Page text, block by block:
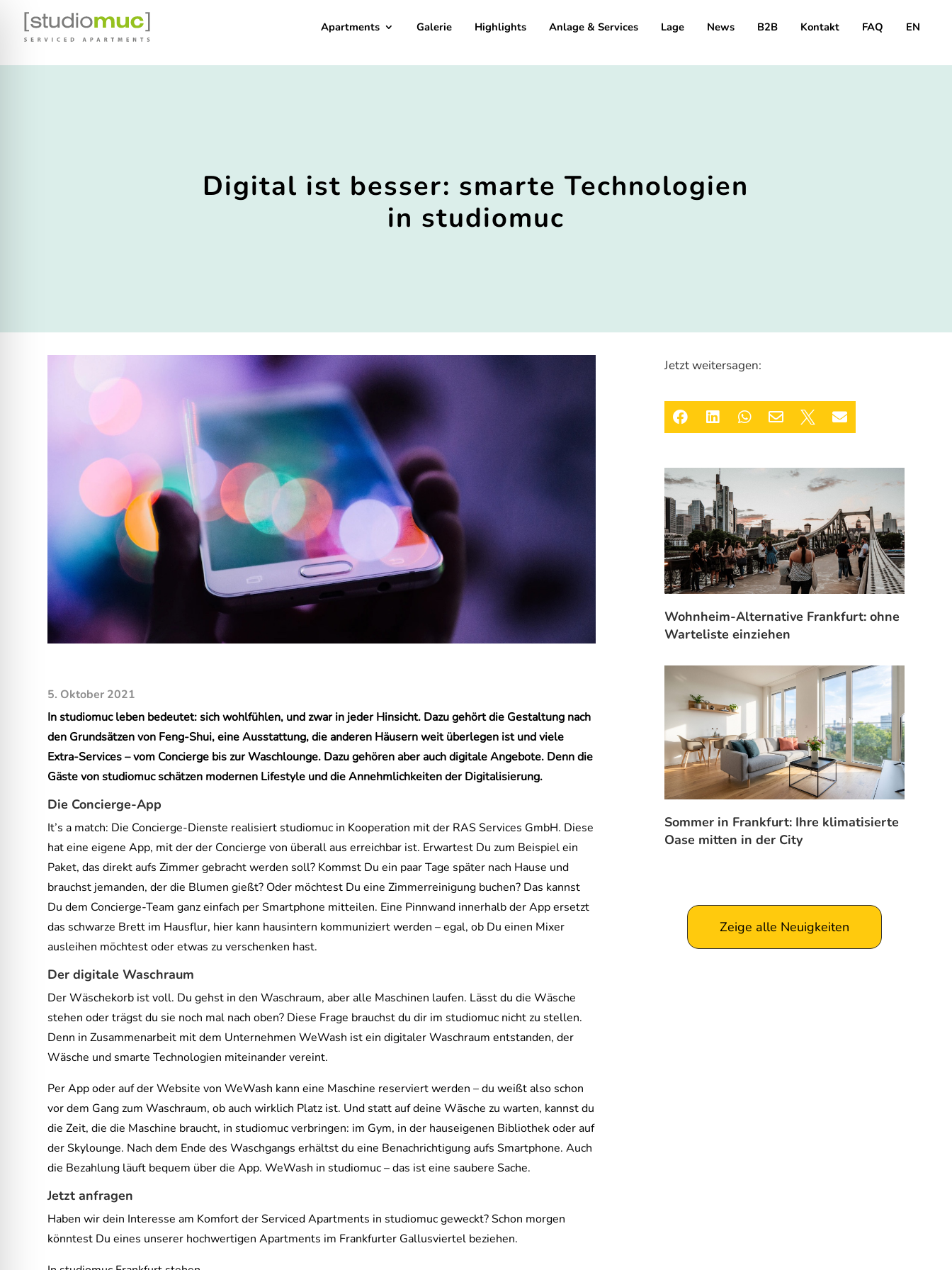
Apartments Galerie Highlights Anlage & Services Lage News B2B Kontakt FAQ EN
Digital ist besser: smarte Technologien
in studiomuc
5. Oktober 2021
In studiomuc leben bedeutet: sich wohlfühlen, und zwar in jeder Hinsicht. Dazu gehört die Gestaltung nach
den Grundsätzen von Feng-Shui, eine Ausstattung, die anderen Häusern weit überlegen ist und viele
Extra-Services – vom Concierge bis zur Waschlounge. Dazu gehören aber auch digitale Angebote. Denn die
Gäste von studiomuc schätzen modernen Lifestyle und die Annehmlichkeiten der Digitalisierung.
Die Concierge-App
It’s a match: Die Concierge-Dienste realisiert studiomuc in Kooperation mit der RAS Services GmbH. Diese
hat eine eigene App, mit der der Concierge von überall aus erreichbar ist. Erwartest Du zum Beispiel ein
Paket, das direkt aufs Zimmer gebracht werden soll? Kommst Du ein paar Tage später nach Hause und
brauchst jemanden, der die Blumen gießt? Oder möchtest Du eine Zimmerreinigung buchen? Das kannst
Du dem Concierge-Team ganz einfach per Smartphone mitteilen. Eine Pinnwand innerhalb der App ersetzt
das schwarze Brett im Hausflur, hier kann hausintern kommuniziert werden – egal, ob Du einen Mixer
ausleihen möchtest oder etwas zu verschenken hast.
Der digitale Waschraum
Der Wäschekorb ist voll. Du gehst in den Waschraum, aber alle Maschinen laufen. Lässt du die Wäsche
stehen oder trägst du sie noch mal nach oben? Diese Frage brauchst du dir im studiomuc nicht zu stellen.
Denn in Zusammenarbeit mit dem Unternehmen WeWash ist ein digitaler Waschraum entstanden, der
Wäsche und smarte Technologien miteinander vereint.
Per App oder auf der Website von WeWash kann eine Maschine reserviert werden ­­– du weißt also schon
vor dem Gang zum Waschraum, ob auch wirklich Platz ist. Und statt auf deine Wäsche zu warten, kannst du
die Zeit, die die Maschine braucht, in studiomuc verbringen: im Gym, in der hauseigenen Bibliothek oder auf
der Skylounge. Nach dem Ende des Waschgangs erhältst du eine Benachrichtigung aufs Smartphone. Auch
die Bezahlung läuft bequem über die App. WeWash in studiomuc – das ist eine saubere Sache.
Jetzt anfragen
Haben wir dein Interesse am Komfort der Serviced Apartments in studiomuc geweckt? Schon morgen
könntest Du eines unserer hochwertigen Apartments im Frankfurter Gallusviertel beziehen.
Jetzt weitersagen:
     
Wohnheim-Alternative Frankfurt: ohne
Warteliste einziehen
Sommer in Frankfurt: Ihre klimatisierte
Oase mitten in der City
Zeige alle Neuigkeiten